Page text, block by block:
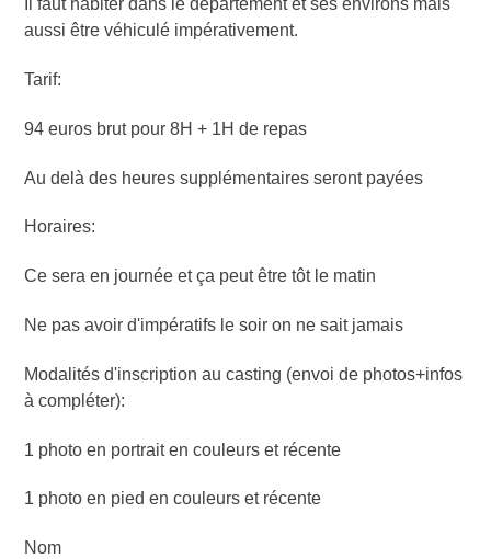
Il faut habiter dans le département et ses environs mais
aussi être véhiculé impérativement.
Tarif:
94 euros brut pour 8H + 1H de repas
Au delà des heures supplémentaires seront payées
Horaires:
Ce sera en journée et ça peut être tôt le matin
Ne pas avoir d'impératifs le soir on ne sait jamais
Modalités d'inscription au casting (envoi de photos+infos
à compléter):
1 photo en portrait en couleurs et récente
1 photo en pied en couleurs et récente
Nom